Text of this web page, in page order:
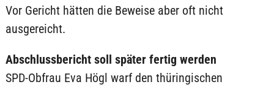
Vor Gericht hätten die Beweise aber oft nicht
ausgereicht.
Abschlussbericht soll später fertig werden
SPD-Obfrau Eva Högl warf den thüringischen